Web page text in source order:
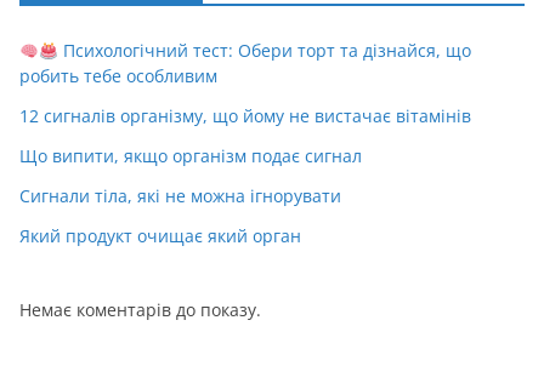
Психологічний тест: Обери торт та дізнайся, що
робить тебе особливим
12 сигналів організму, що йому не вистачає вітамінів
Що випити, якщо організм подає сигнал
Сигнали тіла, які не можна ігнорувати
Який продукт очищає який орган
Немає коментарів до показу.